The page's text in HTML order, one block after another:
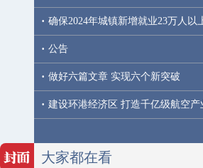
· 确保2024年城镇新增就业23万人以
· 公告
· 做好六篇文章 实现六个新突破
· 建设环港经济区 打造千亿级航空产
大家都在看